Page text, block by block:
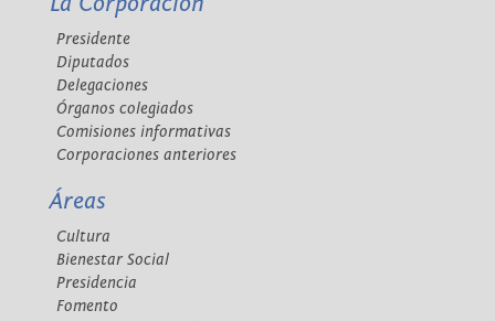
Presidente
Diputados
Delegaciones
Órganos colegiados
Comisiones informativas
Corporaciones anteriores
Áreas
Cultura
Bienestar Social
Presidencia
Fomento